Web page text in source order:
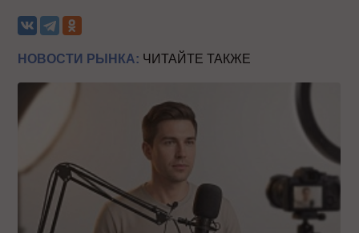
НОВОСТИ РЫНКА: ЧИТАЙТЕ ТАКЖЕ